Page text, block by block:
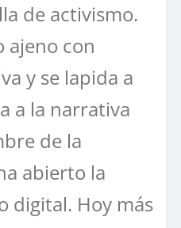
de activismo.
ajeno con
y se lapida a
a la narrativa
de la
abierto la
digital. Hoy más